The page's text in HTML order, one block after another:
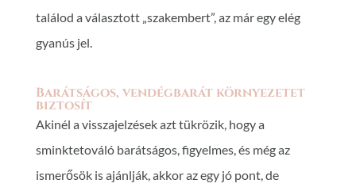
találod a választott „szakembert”, az már egy elég
gyanús jel.
Barátságos, vendégbarát környezetet
biztosít
Akinél a visszajelzések azt tükrözik, hogy a
sminktetováló barátságos, figyelmes, és még az
ismerősök is ajánlják, akkor az egy jó pont, de